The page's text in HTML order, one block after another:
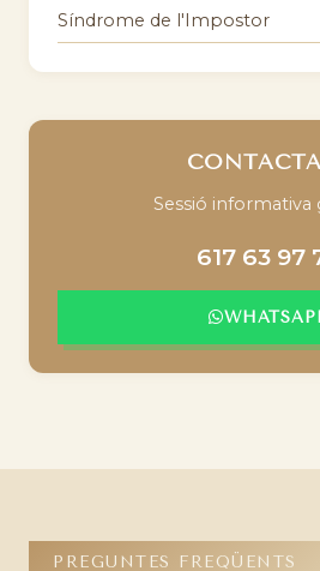
Síndrome de l'Impostor
Sessió informativa
617 63 97
PREGUNTES FREQÜENTS